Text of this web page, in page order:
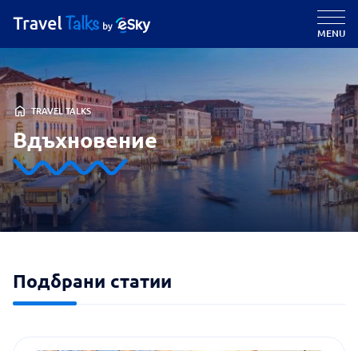
MENU
TRAVEL TALKS
Вдъхновение
Подбрани статии